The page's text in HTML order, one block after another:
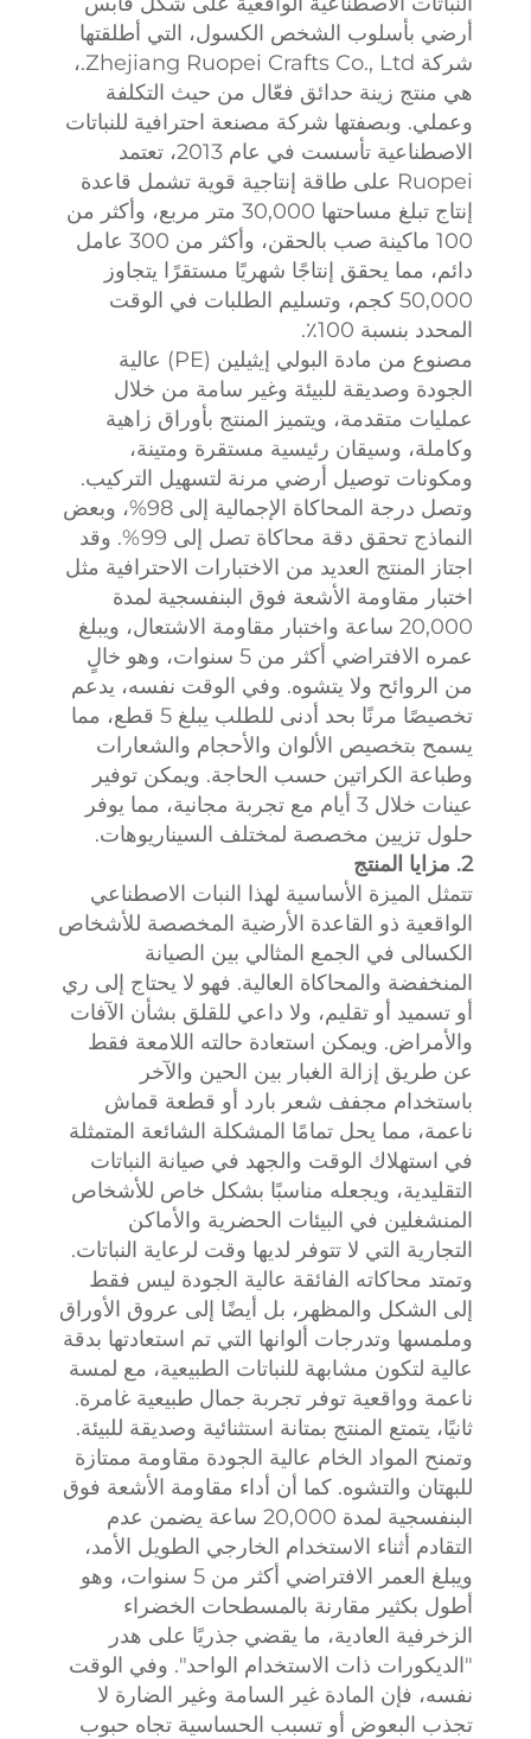
أرضي بأسلوب الشخص الكسول، التي أطلقتها
شركة Zhejiang Ruopei Crafts Co., Ltd.،
هي منتج زينة حدائق فعّال من حيث التكلفة
وعملي. وبصفتها شركة مصنعة احترافية للنباتات
الاصطناعية تأسست في عام 2013، تعتمد
Ruopei على طاقة إنتاجية قوية تشمل قاعدة
إنتاج تبلغ مساحتها 30,000 متر مربع، وأكثر من
100 ماكينة صب بالحقن، وأكثر من 300 عامل
دائم، مما يحقق إنتاجًا شهريًا مستقرًا يتجاوز
50,000 كجم، وتسليم الطلبات في الوقت
المحدد بنسبة 100٪.
مصنوع من مادة البولي إيثيلين (PE) عالية
الجودة وصديقة للبيئة وغير سامة من خلال
عمليات متقدمة، ويتميز المنتج بأوراق زاهية
وكاملة، وسيقان رئيسية مستقرة ومتينة،
ومكونات توصيل أرضي مرنة لتسهيل التركيب.
وتصل درجة المحاكاة الإجمالية إلى 98%، وبعض
النماذج تحقق دقة محاكاة تصل إلى 99%. وقد
اجتاز المنتج العديد من الاختبارات الاحترافية مثل
اختبار مقاومة الأشعة فوق البنفسجية لمدة
20,000 ساعة واختبار مقاومة الاشتعال، ويبلغ
عمره الافتراضي أكثر من 5 سنوات، وهو خالٍ
من الروائح ولا يتشوه. وفي الوقت نفسه، يدعم
تخصيصًا مرنًا بحد أدنى للطلب يبلغ 5 قطع، مما
يسمح بتخصيص الألوان والأحجام والشعارات
وطباعة الكراتين حسب الحاجة. ويمكن توفير
عينات خلال 3 أيام مع تجربة مجانية، مما يوفر
حلول تزيين مخصصة لمختلف السيناريوهات.
2. مزايا المنتج
تتمثل الميزة الأساسية لهذا النبات الاصطناعي
الواقعية ذو القاعدة الأرضية المخصصة للأشخاص
الكسالى في الجمع المثالي بين الصيانة
المنخفضة والمحاكاة العالية. فهو لا يحتاج إلى ري
أو تسميد أو تقليم، ولا داعي للقلق بشأن الآفات
والأمراض. ويمكن استعادة حالته اللامعة فقط
عن طريق إزالة الغبار بين الحين والآخر
باستخدام مجفف شعر بارد أو قطعة قماش
ناعمة، مما يحل تمامًا المشكلة الشائعة المتمثلة
في استهلاك الوقت والجهد في صيانة النباتات
التقليدية، ويجعله مناسبًا بشكل خاص للأشخاص
المنشغلين في البيئات الحضرية والأماكن
التجارية التي لا تتوفر لديها وقت لرعاية النباتات.
وتمتد محاكاته الفائقة عالية الجودة ليس فقط
إلى الشكل والمظهر، بل أيضًا إلى عروق الأوراق
وملمسها وتدرجات ألوانها التي تم استعادتها بدقة
عالية لتكون مشابهة للنباتات الطبيعية، مع لمسة
ناعمة وواقعية توفر تجربة جمال طبيعية غامرة.
ثانيًا، يتمتع المنتج بمتانة استثنائية وصديقة للبيئة.
وتمنح المواد الخام عالية الجودة مقاومة ممتازة
للبهتان والتشوه. كما أن أداء مقاومة الأشعة فوق
البنفسجية لمدة 20,000 ساعة يضمن عدم
التقادم أثناء الاستخدام الخارجي الطويل الأمد،
ويبلغ العمر الافتراضي أكثر من 5 سنوات، وهو
أطول بكثير مقارنة بالمسطحات الخضراء
الزخرفية العادية، ما يقضي جذريًا على هدر
"الديكورات ذات الاستخدام الواحد". وفي الوقت
نفسه، فإن المادة غير السامة وغير الضارة لا
تجذب البعوض أو تسبب الحساسية تجاه حبوب